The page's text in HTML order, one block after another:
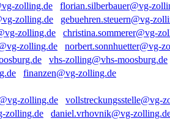
florian.silberbauer@vg-
gebuehren.steuern@vg-
christina.sommerer@vg-
norbert.sonnhuetter@vg-
vhs-zolling@vhs-moosburg.de
finanzen@vg-zolling.de
vollstreckungsstelle@vg-
daniel.vrhovnik@vg-